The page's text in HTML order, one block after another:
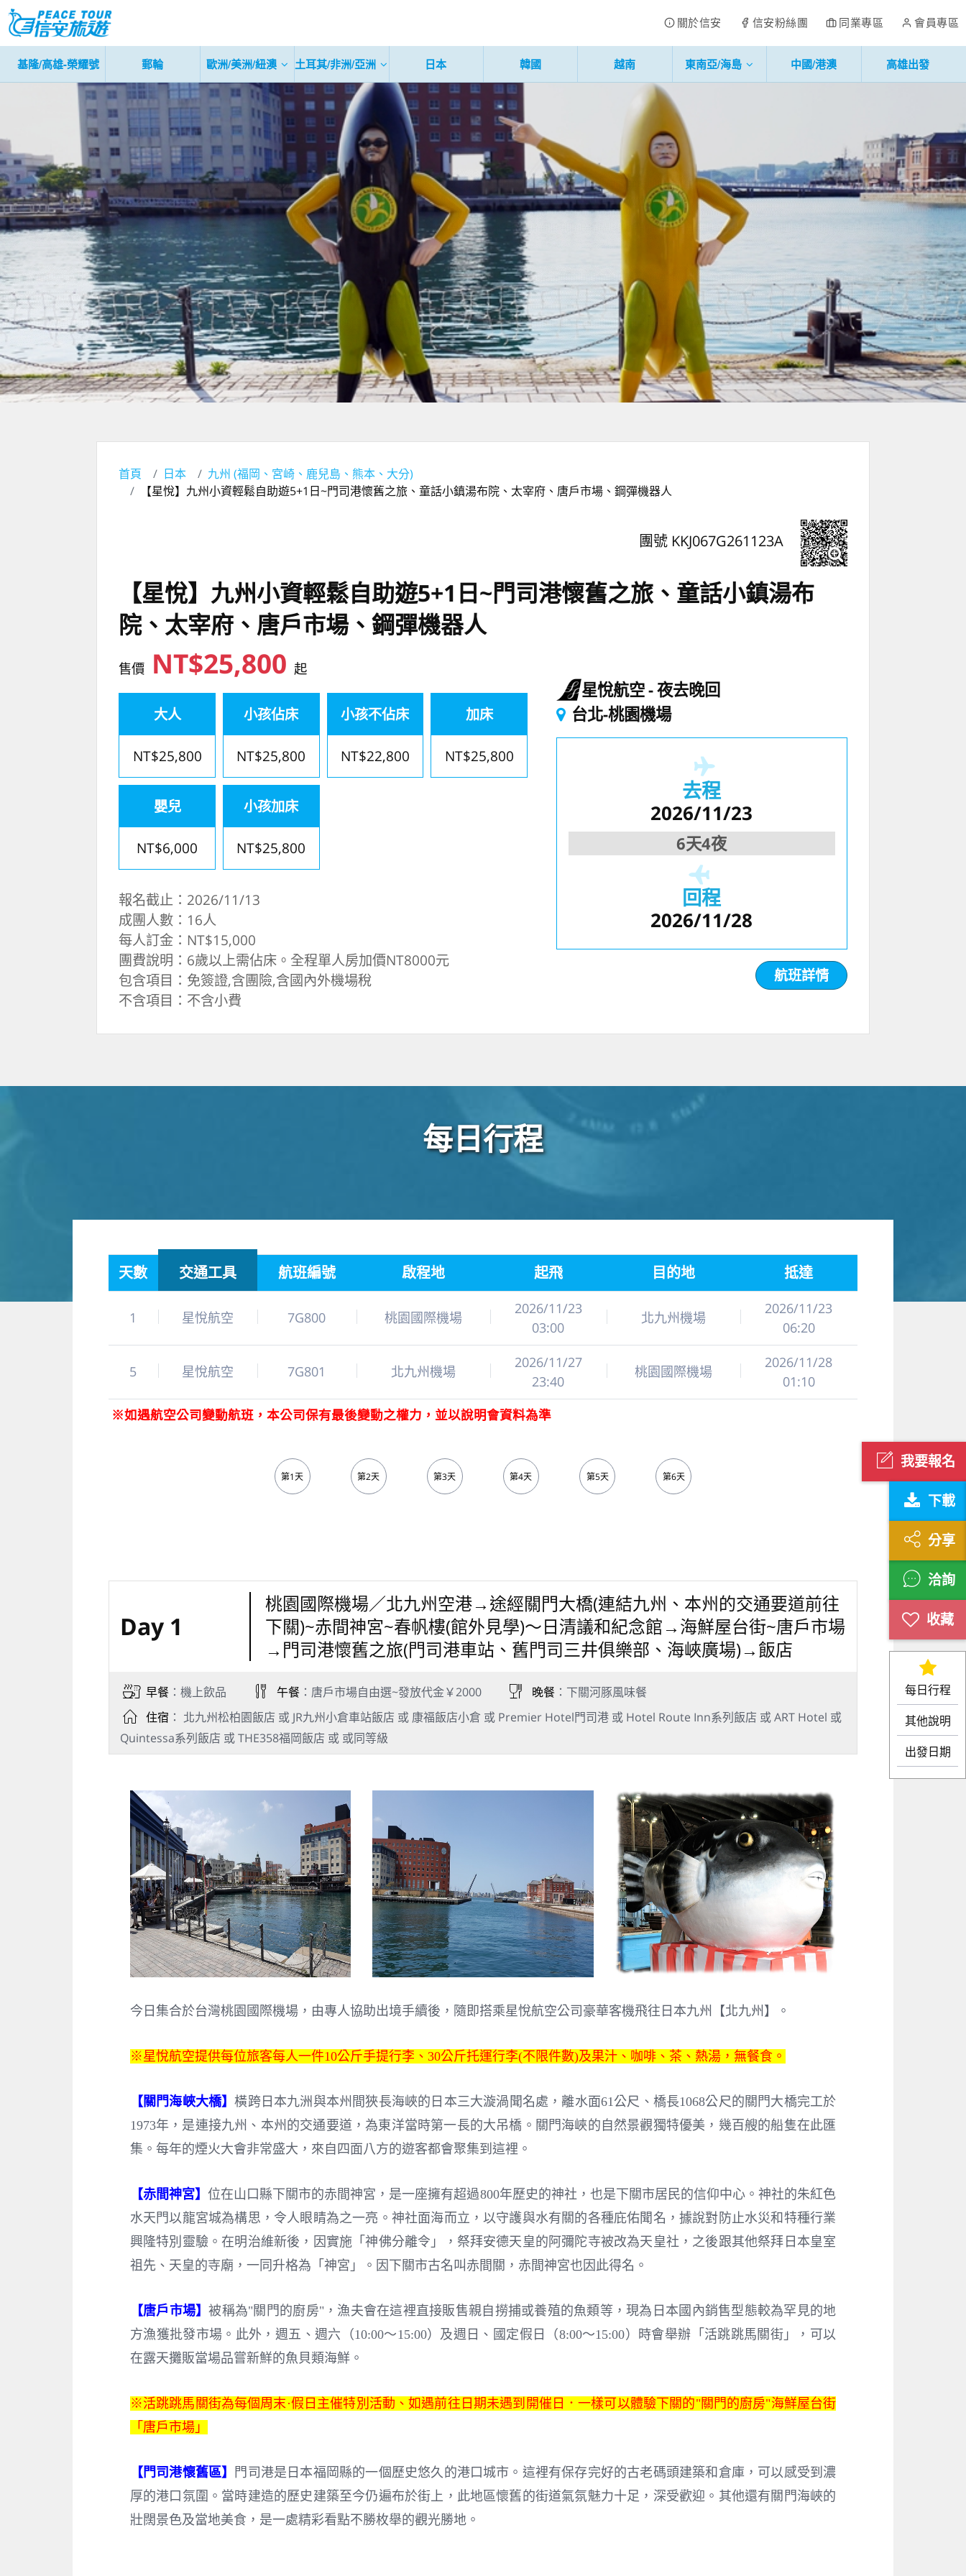
關於信安 信安粉絲團 同業專區 會員專區
基隆/高雄-榮耀號 郵輪 歐洲/美洲/紐澳 土耳其/非洲/亞洲 日本 韓國 越南 東南亞/海島 中國/港澳 高雄出發
我要報名
下載
分享
洽詢
每日行程
其他說明
出發日期
首頁 日本
九州 (福岡、宮崎、鹿兒島、熊本、大分)
【星悅】九州小資輕鬆自助遊5+1日~門司港懷舊之旅、童話小鎮湯布院、太宰府、唐戶市場、鋼彈機器人
團號 KKJ067G261123A
【星悅】九州小資輕鬆自助遊5+1日~門司港懷舊之旅、童話小鎮湯布
院、太宰府、唐戶市場、鋼彈機器人
售價 NT$25,800起
大人
NT$25,800
小孩佔床
NT$25,800
小孩不佔床
NT$22,800
加床
NT$25,800
嬰兒
NT$6,000
小孩加床
NT$25,800
報名截止：2026/11/13
成團人數：16人
每人訂金：NT$15,000
團費說明：6歲以上需佔床。全程單人房加價NT8000元
包含項目：免簽證,含團險,含國內外機場稅
不含項目：不含小費
星悅航空 夜去晚回
台北-桃園機場
去程
2026/11/23
6天4夜
回程
2026/11/28
航班詳情
每日行程
天數 交通工具 航班編號 啟程地 起飛 目的地 抵達
1 星悅航空 7G800 桃園國際機場
2026/11/23
03:00
北九州機場
2026/11/23
06:20
5 星悅航空 7G801 北九州機場
2026/11/27
23:40
桃園國際機場
2026/11/28
01:10
※如遇航空公司變動航班，本公司保有最後變動之權力，並以說明會資料為準
第1天 第2天 第3天 第4天 第5天 第6天
Day 1
桃園國際機場／北九州空港→途經關門大橋(連結九州、本州的交通要道前往
下關)~赤間神宮~春帆樓(館外見學)～日清議和紀念館→海鮮屋台街~唐戶市場
→門司港懷舊之旅(門司港車站、舊門司三井俱樂部、海峽廣場)→飯店
早餐：機上飲品 午餐：唐戶市場自由選~發放代金￥2000 晚餐：下關河豚風味餐
住宿 ： 北九州松柏園飯店 或 JR九州小倉車站飯店 或 康福飯店小倉 或 Premier Hotel門司港 或 Hotel Route Inn系列飯店 或 ART Hotel 或
Quintessa系列飯店 或 THE358福岡飯店 或 或同等級
今日集合於台灣桃園國際機場，由專人協助出境手續後，隨即搭乘星悅航空公司豪華客機飛往日本九州【北九州】。
※星悅航空提供每位旅客每人一件10公斤手提行李、30公斤托運行李(不限件數)及果汁、咖啡、茶、熱湯，無餐食。
【關門海峽大橋】橫跨日本九洲與本州間狹長海峽的日本三大漩渦聞名處，離水面61公尺、橋長1068公尺的關門大橋完工於
1973年，是連接九州、本州的交通要道，為東洋當時第一長的大吊橋。關門海峽的自然景觀獨特優美，幾百艘的船隻在此匯
集。每年的煙火大會非常盛大，來自四面八方的遊客都會聚集到這裡。
【赤間神宮】 位在山口縣下關市的赤間神宮，是一座擁有超過800年歷史的神社，也是下關市居民的信仰中心。神社的朱紅色
水天門以龍宮城為構思，令人眼睛為之一亮。神社面海而立，以守護與水有關的各種庇佑聞名，據說對防止水災和特種行業
興隆特別靈驗。在明治維新後，因實施「神佛分離令」，祭拜安德天皇的阿彌陀寺被改為天皇社，之後跟其他祭拜日本皇室
祖先、天皇的寺廟，一同升格為「神宮」。因下關市古名叫赤間關，赤間神宮也因此得名。
【唐戶市場】被稱為"關門的廚房"，漁夫會在這裡直接販售親自撈捕或養殖的魚類等，現為日本國內銷售型態較為罕見的地
方漁獲批發市場。此外，週五、週六（10:00～15:00）及週日、國定假日（8:00～15:00）時會舉辦「活跳跳馬關街」，可以
在露天攤販當場品嘗新鮮的魚貝類海鮮。
※活跳跳馬關街為每個周末·假日主催特別活動、如遇前往日期未遇到開催日．一樣可以體驗下關的"關門的廚房"海鮮屋台街
「唐戶市場」
【門司港懷舊區】
門司港是日本福岡縣的一個歷史悠久的港口城市。這裡有保存完好的古老碼頭建築和倉庫，可以感受到濃
厚的港口氛圍。當時建造的歷史建築至今仍遍布於街上，此地區懷舊的街道氣氛魅力十足，深受歡迎。其他還有關門海峽的
壯闊景色及當地美食，是一處精彩看點不勝枚舉的觀光勝地。